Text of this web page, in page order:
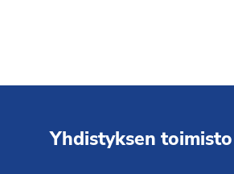
Yhdistyksen toimisto